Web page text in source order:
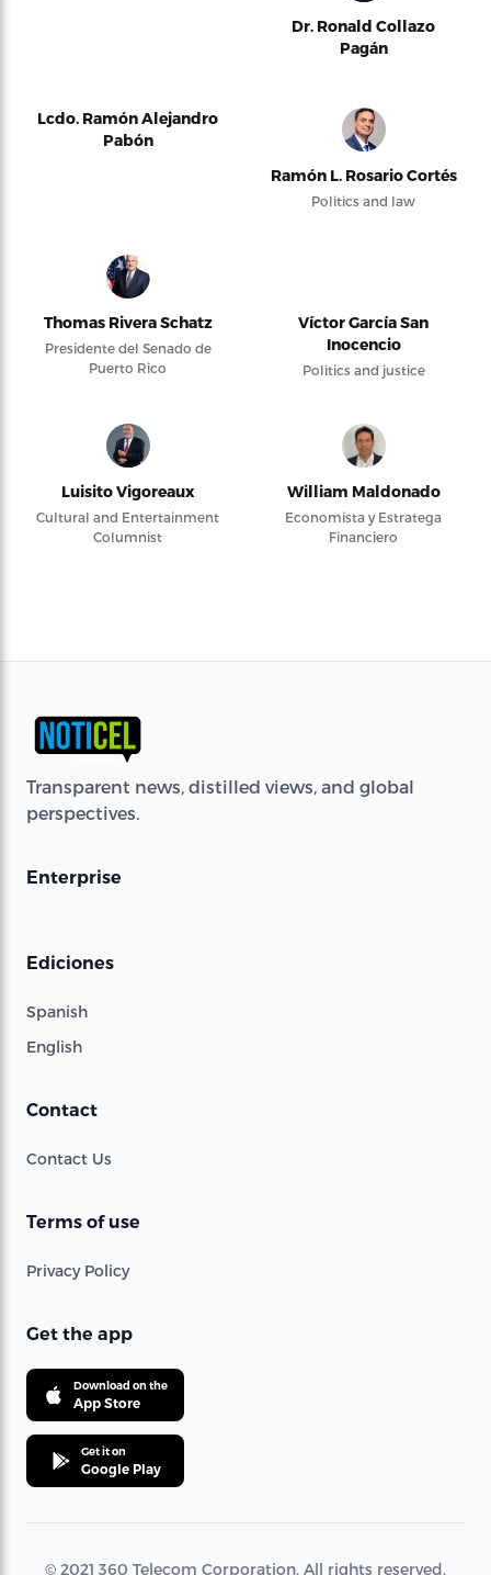
Dr. Ronald Collazo
Pagán
Lcdo. Ramón Alejandro
Pabón
Ramón L. Rosario Cortés
Politics and law
Thomas Rivera Schatz
Presidente del Senado de
Puerto Rico
Víctor García San
Inocencio
Politics and justice
Luisito Vigoreaux
Cultural and Entertainment
Columnist
William Maldonado
Economista y Estratega
Financiero
Transparent news, distilled views, and global
perspectives.
Enterprise
Ediciones
Spanish
English
Contact
Contact Us
Terms of use
Privacy Policy
Get the app
Download on the
App Store
Get it on
Google Play
© 2021 360 Telecom Corporation. All rights reserved.